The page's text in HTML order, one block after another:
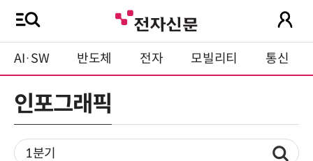
AI·SW 반도체 전자 모빌리티 통신
인포그래픽